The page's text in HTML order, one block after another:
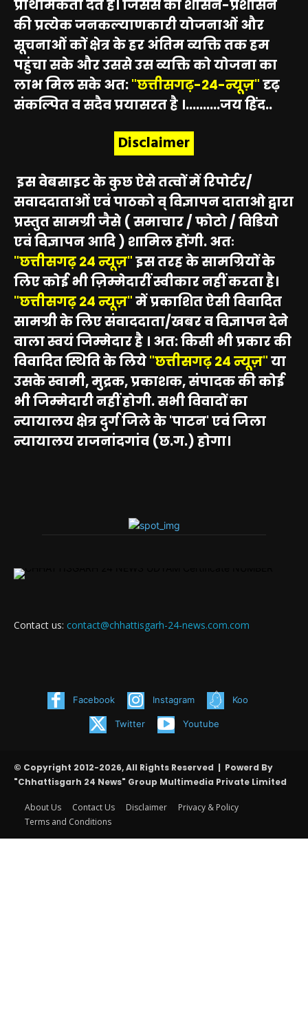
प्राथमिकता देते हैं। जिससे की शासन-प्रशासन
की प्रत्येक जनकल्याणकारी योजनाओं और
सूचनाओं कों क्षेत्र के हर अंतिम व्यक्ति तक हम
पहुंचा सके और उससे उस व्यक्ति को योजना का
लाभ मिल सके अत:"छत्तीसगढ़-24-न्यूज़"दृढ़
संकल्पित व सदैव प्रयासरत है ।..........जय हिंद..
Disclaimer
इस वेबसाइट के कुछ ऐसे तत्वों में रिपोर्टर/
सवाददाताओं एवं पाठको व् विज्ञापन दाताओ द्वारा
प्रस्तुत सामग्री जैसे ( समाचार / फोटो / विडियो
एवं विज्ञापन आदि ) शामिल होंगी. अतः
"छत्तीसगढ़ 24 न्यूज़"इस तरह के सामग्रियों के
लिए कोई भी ज़िम्मेदारीं स्वीकार नहीं करता है।
"छत्तीसगढ़ 24 न्यूज़"में प्रकाशित ऐसी विवादित
सामग्री के लिए संवाददाता/खबर व विज्ञापन देने
वाला स्वयं जिम्मेदार है । अत: किसी भी प्रकार की
विवादित स्थिति के लिये"छत्तीसगढ़ 24 न्यूज़"या
उसके स्वामी, मुद्रक, प्रकाशक, संपादक की कोई
भी जिम्मेदारी नहीं होगी. सभी विवादों का
न्यायालय क्षेत्र दुर्ग जिले के 'पाटन' एवं जिला
न्यायालय राजनांदगांव (छ.ग.) होगा।
Contact us: contact@chhattisgarh-24-news.com.com
Facebook Instagram Koo
Twitter Youtube
© Copyright 2012-2026, All Rights Reserved | Powerd By
"Chhattisgarh 24 News" Group Multimedia Private Limited
About Us Contact Us Disclaimer
Privacy & Policy
Terms and Conditions